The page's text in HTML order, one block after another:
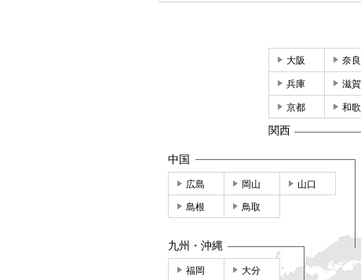
大阪 奈良
兵庫 滋賀
京都 和
関西
中国
広島 岡山 山口
島根 鳥取
九州・沖縄
福岡 大分